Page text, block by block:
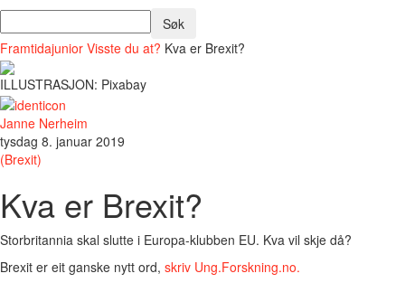
Framtidajunior Visste du at? Kva er Brexit?
ILLUSTRASJON: Pixabay
Janne Nerheim
tysdag 8. januar 2019
(Brexit)
Kva er Brexit?
Storbritannia skal slutte i Europa-klubben EU. Kva vil skje då?
Brexit er eit ganske nytt ord, skriv Ung.Forskning.no.